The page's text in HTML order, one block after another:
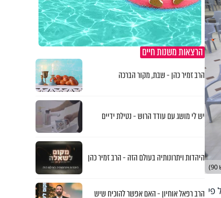
פי
הרצאות משנות חיים
הרב זמיר כהן - שבת, מקור הברכה
יש לי מושג עם עודד הרוש - נטילת ידיים
היהדות ויתרונותיה בעולם הזה - הרב זמיר כהן
הרב רפאל אוחיון - האם אפשר להוכיח שיש